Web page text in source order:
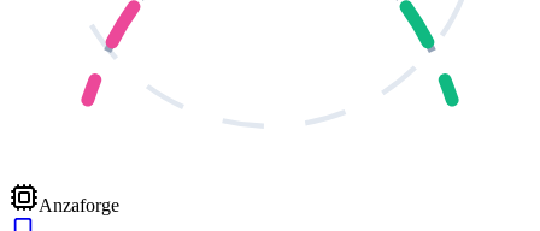
Anzaforge